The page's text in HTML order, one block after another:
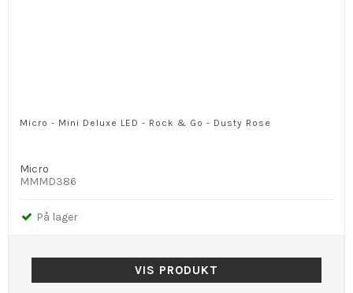
Micro - Mini Deluxe LED - Rock & Go - Dusty Rose
Micro
MMMD386
På lager
VIS PRODUKT